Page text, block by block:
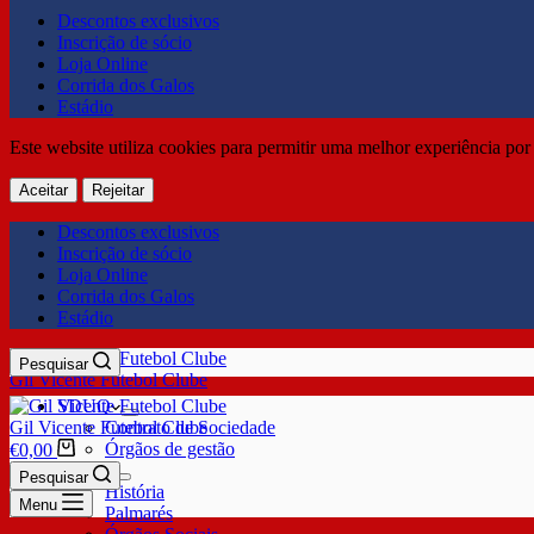
Descontos exclusivos
Inscrição de sócio
Loja Online
Corrida dos Galos
Estádio
Este website utiliza cookies para permitir uma melhor experiência
Aceitar Rejeitar
Descontos exclusivos
Inscrição de sócio
Loja Online
Corrida dos Galos
Estádio
Gil Vicente Futebol Clube
Pesquisar
SDUQ
Contrato de Sociedade
Órgãos de gestão
Clube
História
Palmarés
Gil Vicente Futebol Clube
€0,00
Pesquisar
Menu